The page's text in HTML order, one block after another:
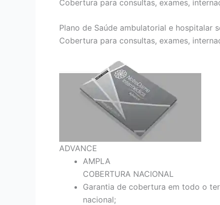
Cobertura para consultas, exames,
Plano de Saúde ambulatorial e hospitalar
Cobertura para consultas, exames,
ADVANCE
AMPLA
COBERTURA NACIONAL
Garantia de cobertura em todo o
nacional;